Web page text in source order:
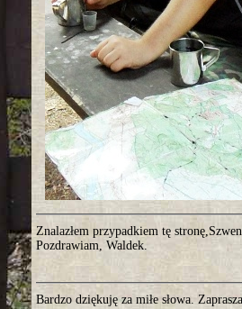
Znalazłem przypadkiem tę
Pozdrawiam, Waldek.
Bardzo dziękuję za miłe słowa.